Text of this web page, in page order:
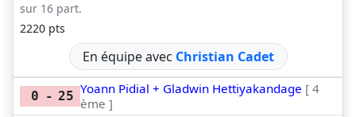
sur 16 part.
2220 pts
En équipe avec Christian Cadet
0 - 25 Yoann Pidial + Gladwin Hettiyakandage [ 4
ème ]